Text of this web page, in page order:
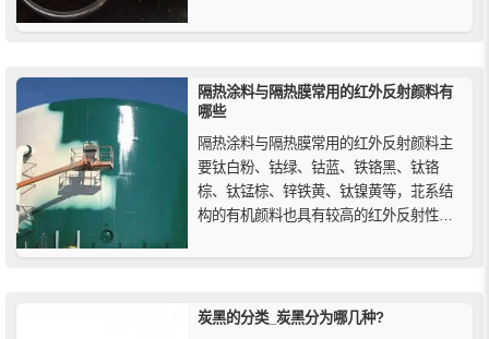
隔热涂料与隔热膜常用的红外反射颜料有
哪些
隔热涂料与隔热膜常用的红外反射颜料主
要钛白粉、钴绿、钴蓝、铁铬黑、钛铬
棕、钛锰棕、锌铁黄、钛镍黄等，苝系结
构的有机颜料也具有较高的红外反射性
具有优异的红外反射率，并且具有良好的
特别适用于热管理系统。
炭黑的分类_炭黑分为哪几种?